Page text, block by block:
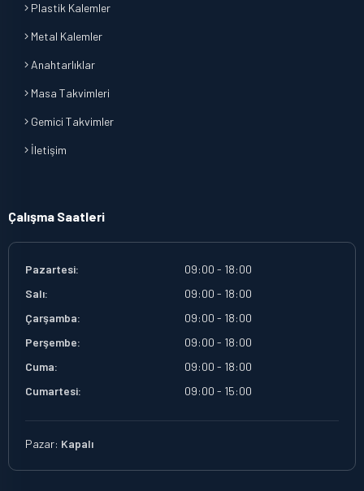
Plastik Kalemler
Metal Kalemler
Anahtarlıklar
Masa Takvimleri
Gemici Takvimler
İletişim
Çalışma Saatleri
Pazartesi:
09:00 - 18:00
Salı:
09:00 - 18:00
Çarşamba:
09:00 - 18:00
Perşembe:
09:00 - 18:00
Cuma:
09:00 - 18:00
Cumartesi:
09:00 - 15:00
Pazar: Kapalı